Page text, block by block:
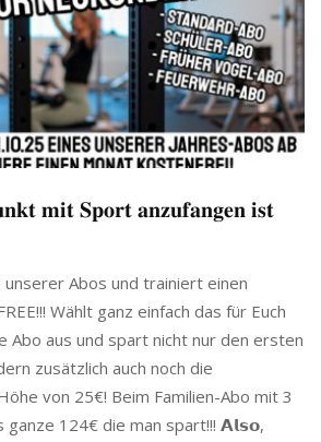
𝐦𝐢𝐭 𝐒𝐩𝐨𝐫𝐭 𝐚𝐧𝐳𝐮𝐟𝐚𝐧𝐠𝐞𝐧 𝐢𝐬𝐭
unserer Abos und trainiert einen
Wählt ganz einfach das für Euch
Abo aus und spart nicht nur den ersten
zusätzlich auch noch die
von 25€! Beim Familien-Abo mit 3
ganze 124€ die man spart!!! 𝗔𝗹𝘀𝗼,